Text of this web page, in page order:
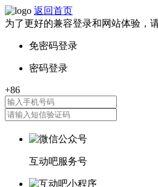
返回首页
为了更好的兼容登录和网站体验，
互动吧服务号